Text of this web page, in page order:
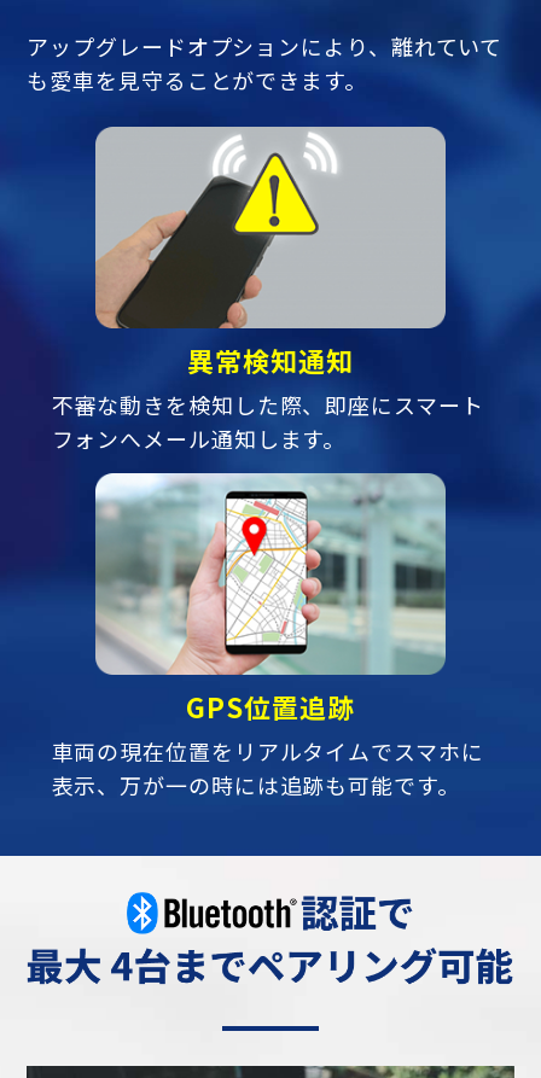
アップグレードオプションにより、離れていて
も愛車を見守ることができます。
異常検知通知
不審な動きを検知した際、即座にスマート
フォンへメール通知します。
GPS位置追跡
車両の現在位置をリアルタイムでスマホに
表示、万が一の時には追跡も可能です。